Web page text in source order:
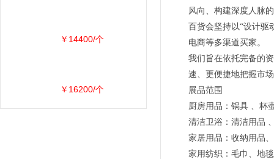
风向、构建深度人脉
百货会坚持以“设计驱
电商等多渠道买家。
我们旨在依托完备的
速、更便捷地把握市
展品范围
厨房用品：锅具 、杯
清洁卫浴：清洁用品
家居用品：收纳用品
家用纺织：毛巾、地
￥14400/个
￥16200/个